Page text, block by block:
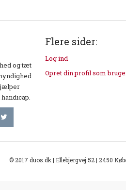
og tæt
Flere sider:
Log ind
Opret din profil som
© 2017 duos.dk | Ellebjergvej 52 | 2450